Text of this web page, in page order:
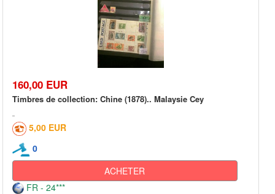
160,00 EUR
Timbres de collection: Chine (1878).. Malaysie Cey
5,00 EUR
0
ACHETER
FR - 24***